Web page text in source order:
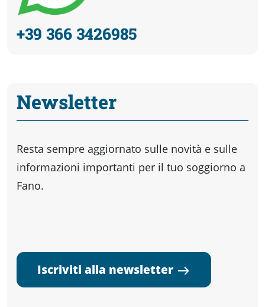
+39 366 3426985
Newsletter
Resta sempre aggiornato sulle novità e sulle
informazioni importanti per il tuo soggiorno a
Fano.
Iscriviti alla newsletter